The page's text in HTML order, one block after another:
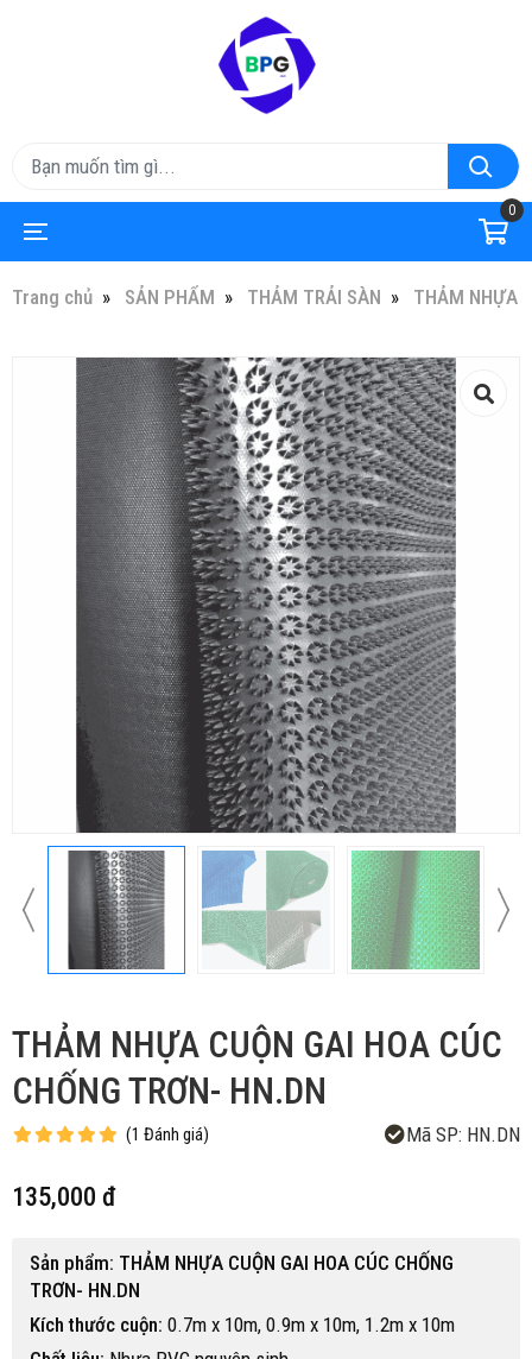
0
Trang chủ SẢN PHẨM THẢM TRẢI SÀN THẢM NHỰA
THẢM NHỰA CUỘN GAI HOA CÚC
CHỐNG TRƠN- HN.DN
(1 Đánh giá) Mã SP: HN.DN
135,000 đ
Sản phẩm: THẢM NHỰA CUỘN GAI HOA CÚC CHỐNG
TRƠN- HN.DN
Kích thước cuộn: 0.7m x 10m, 0.9m x 10m, 1.2m x 10m